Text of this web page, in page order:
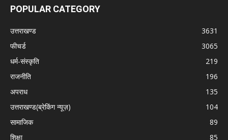
POPULAR CATEGORY
उत्तराखण्ड
3631
फीचर्ड
3065
धर्म-संस्कृति
219
राजनीति
196
अपराध
135
उत्तराखण्ड(ब्रेकिंग न्यूज़)
104
सामाजिक
89
शिक्षा
85